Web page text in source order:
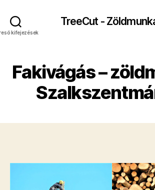
kifejezések
TreeCut -
Fakivágás –